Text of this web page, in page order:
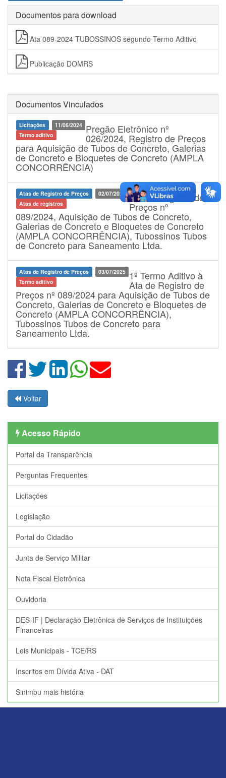
Documentos para download
Ata 089-2024 TUBOSSINOS segundo Termo Aditivo
Publicação DOMRS
Documentos Vinculados
Licitações
11/06/2024
Termo aditivo
Pregão Eletrônico nº
026/2024, Registro de Preços
para Aquisição de Tubos de Concreto, Galerias
de Concreto e Bloquetes de Concreto (AMPLA
CONCORRÊNCIA)
Atas de Registro de Preços
02/07/2024
Atas de registros
Ata de Registro de
Preços nº
089/2024, Aquisição de Tubos de Concreto,
Galerias de Concreto e Bloquetes de Concreto
(AMPLA CONCORRÊNCIA), Tubossinos Tubos
de Concreto para Saneamento Ltda.
Atas de Registro de Preços
03/07/2025
Termo aditivo
1º Termo Aditivo à
Ata de Registro de
Preços nº 089/2024 para Aquisição de Tubos de
Concreto, Galerias de Concreto e Bloquetes de
Concreto (AMPLA CONCORRÊNCIA),
Tubossinos Tubos de Concreto para
Saneamento Ltda.
Voltar
Acesso Rápido
Portal da Transparência
Perguntas Frequentes
Licitações
Legislação
Portal do Cidadão
Junta de Serviço Militar
Nota Fiscal Eletrônica
Ouvidoria
DES-IF | Declaração Eletrônica de Serviços de Instituições
Financeiras
Leis Municipais - TCE/RS
Inscritos em Dívida Ativa - DAT
Sinimbu mais história